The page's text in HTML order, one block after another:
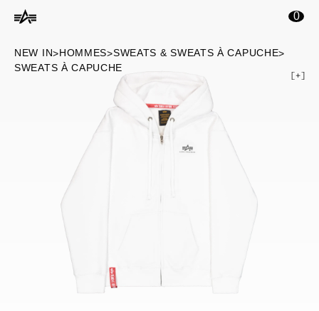
principal 0
NEW IN>HOMMES>SWEATS & SWEATS À CAPUCHE>
SWEATS À CAPUCHE